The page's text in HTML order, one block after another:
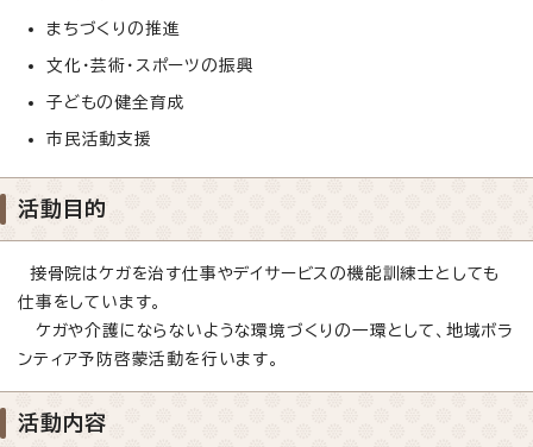
まちづくりの推進
文化・芸術・スポーツの振興
子どもの健全育成
市民活動支援
活動目的
接骨院はケガを治す仕事やデイサービスの機能訓練士としても
仕事をしています。
ケガや介護にならないような環境づくりの一環として、地域ボラ
ンティア予防啓蒙活動を行います。
活動内容